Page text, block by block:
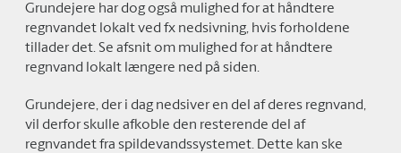
Grundejere har dog også mulighed for at håndtere
regnvandet lokalt ved fx nedsivning, hvis forholdene
tillader det. Se afsnit om mulighed for at håndtere
regnvand lokalt længere ned på siden.
Grundejere, der i dag nedsiver en del af deres regnvand,
vil derfor skulle afkoble den resterende del af
regnvandet fra spildevandssystemet. Dette kan ske